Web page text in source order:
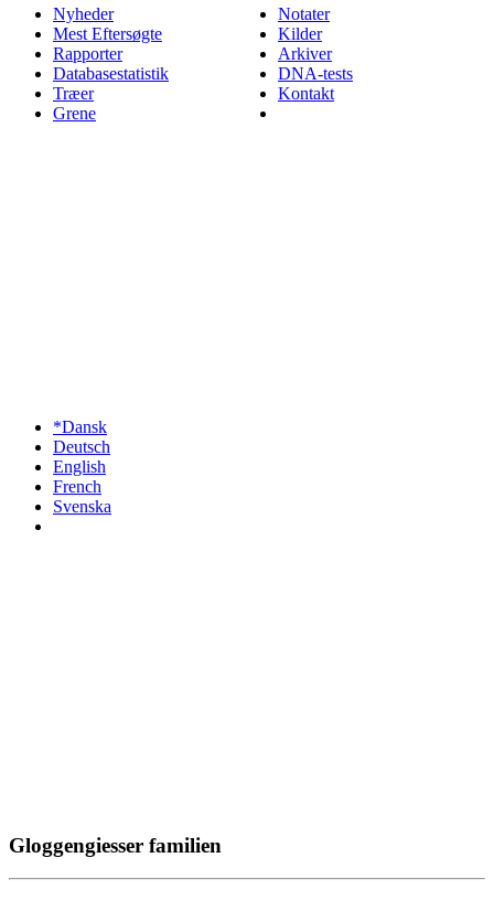
Nyheder
Mest Eftersøgte
Rapporter
Databasestatistik
Træer
Grene
Notater
Kilder
Arkiver
DNA-tests
Kontakt
*Dansk
Deutsch
English
French
Svenska
Gloggengiesser familien